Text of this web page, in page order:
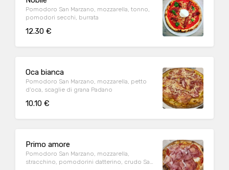
Pomodoro San Marzano, mozzarella, tonno,
pomodori secchi, burrata
12.30 €
Oca bianca
Pomodoro San Marzano, mozzarella, petto
d'oca, scaglie di grana Padano
10.10 €
Primo amore
Pomodoro San Marzano, mozzarella,
stracchino, pomodorini datterino, crudo San